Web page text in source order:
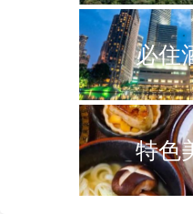
必住
特色